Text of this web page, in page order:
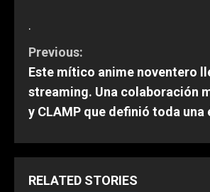
.
C
o
n
t
i
Previous:
Este mítico anime noventero
streaming. Una colaboración
y CLAMP que definió toda una
RELATED STORIES